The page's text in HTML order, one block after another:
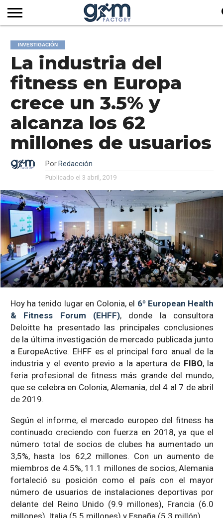
REVISTA
GYM
FACTORY
CLUB
DE
SOCIOS
EMPRESAS
DEL
SECTOR
SERVICIOS
AUDIOVISUALES
MÁS
NOTICIAS
SUSCRIPCIÓN
INVESTIGACIÓN
La industria del
fitness en Europa
crece un 3.5% y
alcanza los 62
millones de usuarios
Por Redacción
Publicado el 3 abril, 2019
Hoy ha tenido lugar en Colonia, el 6º European Health
& Fitness Forum (EHFF), donde la consultora
Deloitte ha presentado las principales conclusiones
de la última investigación de mercado publicada junto
a EuropeActive. EHFF es el principal foro anual de la
industria y el evento previo a la apertura de FIBO, la
feria profesional de fitness más grande del mundo,
que se celebra en Colonia, Alemania, del 4 al 7 de abril
de 2019.
Según el informe, el mercado europeo del fitness ha
continuado creciendo con fuerza en 2018, ya que el
número total de socios de clubes ha aumentado un
3,5%, hasta los 62,2 millones. Con un aumento de
miembros de 4.5%, 11.1 millones de socios, Alemania
fortaleció su posición como el país con el mayor
número de usuarios de instalaciones deportivas por
delante del Reino Unido (9.9 millones), Francia (6.0